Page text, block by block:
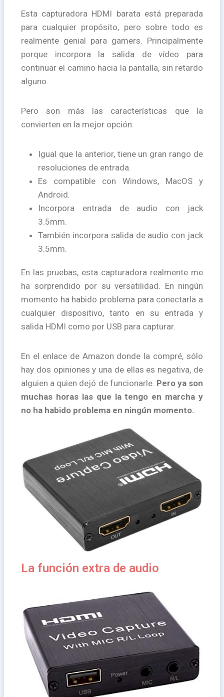
Esta capturadora HDMI barata está preparada
para cualquier propósito, pero sobre todo es
realmente genial para gamers. Principalmente
porque incorpora la salida de vídeo para
continuar el camino hacia la pantalla, sin retardo
alguno.
Pero son más las características que la
convierten en la mejor opción:
Igual que la anterior, tiene un gran rango de
resoluciones de entrada.
Es compatible con Windows, MacOS y
Android.
Incorpora entrada de audio con jack
3.5mm.
También incorpora salida de audio con jack
3.5mm.
En las pruebas, esta capturadora realmente me
ha sorprendido por su versatilidad. En ningún
momento ha habido problema para conectarla a
cualquier dispositivo, tanto en su entrada y
salida HDMI como por USB para capturar.
En el enlace de Amazon donde la compré, sólo
hay dos opiniones y una de ellas es negativa, de
alguien a quien dejó de funcionarle. Pero ya son
muchas horas las que la tengo en marcha y
no ha habido problema en ningún momento.
La función extra de audio